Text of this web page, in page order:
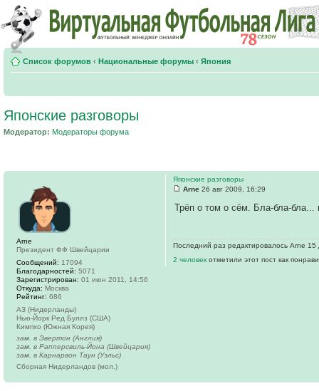
Список форумов ‹ Национальные форумы ‹ Япония
Японские разговоры
Модератор: Модераторы форума
Японские разговоры
Arne 26 авг 2009, 16:29
Трёп о том о сём. Бла-бла-
Последний раз редактировалось Arne
2 человек отметили этот пост как
Arne
Президент ФФ Швейцарии
Сообщений: 17094
Благодарностей: 5071
Зарегистрирован: 01 июн 2011, 14:56
Откуда: Москва
Рейтинг: 686
АЗ (Нидерланды)
Нью-Йорк Ред Буллз (США)
Кимпхо (Южная Корея)
зам. в Эвертон (Англия)
зам. в Рапперсвиль-Йона (Швейцария)
зам. в Карнарвон Таун (Уэльс)
Сборная Нидерландов (мол.)